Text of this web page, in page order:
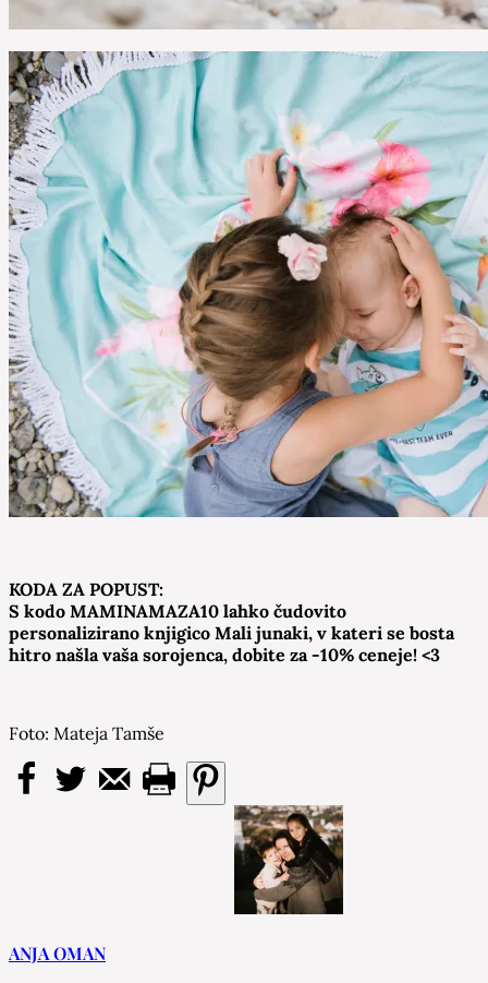
KODA ZA POPUST:
S kodo MAMINAMAZA10 lahko čudovito
personalizirano knjigico Mali junaki, v kateri se bosta
hitro našla vaša sorojenca, dobite za -10% ceneje! <3
Foto: Mateja Tamše
ANJA OMAN